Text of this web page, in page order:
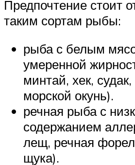
Предпочтение стоит
таким сортам рыбы:
рыба с белым
умеренной
минтай, хек,
морской окунь).
речная рыба с
содержанием
лещ, речная
щука).